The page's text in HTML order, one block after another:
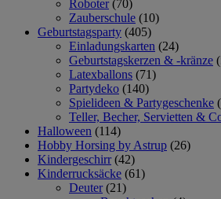
Roboter (70)
Zauberschule (10)
Geburtstagsparty (405)
Einladungskarten (24)
Geburtstagskerzen & -kränze
Latexballons (71)
Partydeko (140)
Spielideen & Partygeschenke
Teller, Becher, Servietten &
Halloween (114)
Hobby Horsing by Astrup (26)
Kindergeschirr (42)
Kinderrucksäcke (61)
Deuter (21)